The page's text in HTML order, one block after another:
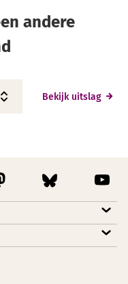
andere
Bekijk uitslag
bluesky